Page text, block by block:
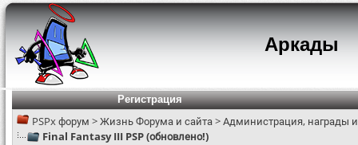
Аркады
Регистрация
PSPx форум >Жизнь Форума и сайта>Администрация, награды
Final Fantasy III PSP (обновлено!)